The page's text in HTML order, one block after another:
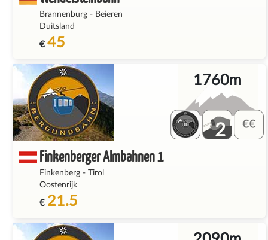
Brannenburg- Beieren
Duitsland
€ 45
Finkenberger Almbahnen 1
Finkenberg-
Tirol
Oostenrijk
€ 21.5
1760m
2